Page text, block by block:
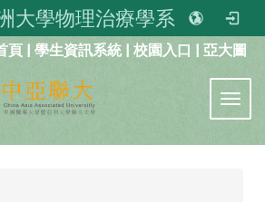
大學物理治療學系
頁 | 學生資訊系統 | 校園入口 | 亞大圖